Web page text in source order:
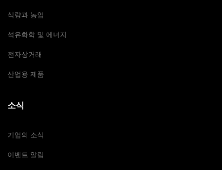
식량과 농업
석유화학 및 에너지
전자상거래
산업용 제품
소식
기업의 소식
이벤트 알림